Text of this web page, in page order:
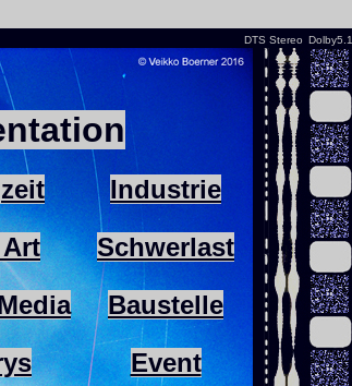
DTS Stereo Dolby5.1
Industrie
Schwerlast
Baustelle
Event